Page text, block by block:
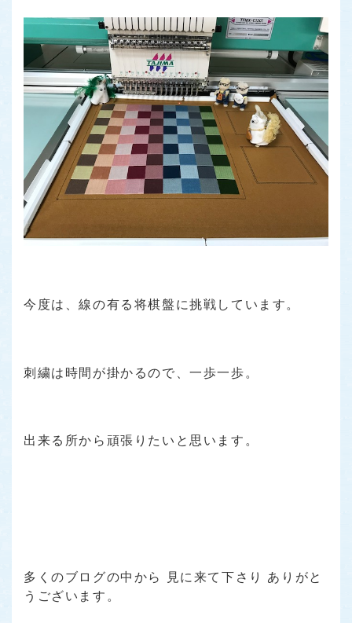
今度は、線の有る将棋盤に挑戦しています。
刺繍は時間が掛かるので、一歩一歩。
出来る所から頑張りたいと思います。
多くのブログの中から 見に来て下さり ありがと
うございます。